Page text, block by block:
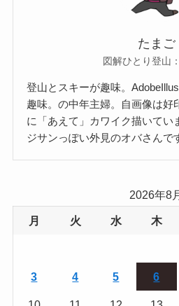
たまご
図解ひとり登山
登山とスキーが趣味。
趣味。の中年主婦。自画像は好
に「あえて」カワイク描いてい
ジサンっぽい外見のオバさんで
2026年8
月 火 水 木
3 4 5 6